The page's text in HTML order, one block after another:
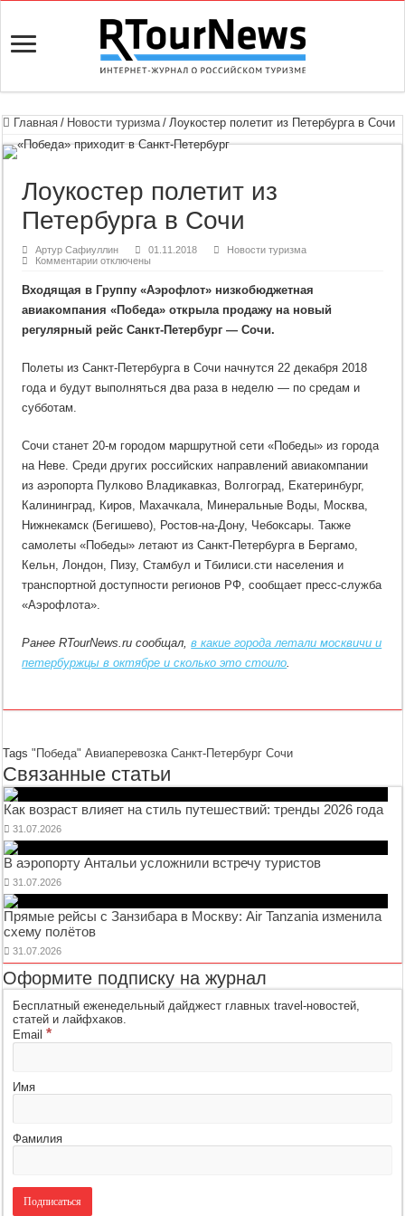
Главная / Новости туризма / Лоукостер полетит из Петербурга в Сочи
Лоукостер полетит из
Петербурга в Сочи
Артур Сафиуллин 01.11.2018
Новости туризма
Комментариик
полетит
Петербурга
Сочи
отключены
Входящая в Группу «Аэрофлот» низкобюджетная
авиакомпания «Победа» открыла продажу на новый
регулярный рейс Санкт-Петербург — Сочи.
Полеты из Санкт-Петербурга в Сочи начнутся 22 декабря 2018
года и будут выполняться два раза в неделю — по средам и
субботам.
Сочи станет 20-м городом маршрутной сети «Победы» из города
на Неве. Среди других российских направлений авиакомпании
из аэропорта Пулково Владикавказ, Волгоград, Екатеринбург,
Калининград, Киров, Махачкала, Минеральные Воды, Москва,
Нижнекамск (Бегишево), Ростов-на-Дону, Чебоксары. Также
самолеты «Победы» летают из Санкт-Петербурга в Бергамо,
Кельн, Лондон, Пизу, Стамбул и Тбилиси.сти населения и
транспортной доступности регионов РФ, сообщает пресс-служба
«Аэрофлота».
Ранее RTourNews.ru сообщал,в какие города летали москвичи и
петербуржцы в октябре и сколько это стоило.
Tags"Победа" Авиаперевозка Санкт-Петербург Сочи
Связанные статьи
Как возраст влияет на стиль путешествий: тренды 2026 года
31.07.2026
В аэропорту Антальи усложнили встречу туристов
31.07.2026
Прямые рейсы с Занзибара в Москву: Air Tanzania изменила
схему полётов
31.07.2026
Оформите подписку на журнал
Бесплатный еженедельный дайджест главных travel-новостей,
статей и лайфхаков.
Email*
Имя
Фамилия